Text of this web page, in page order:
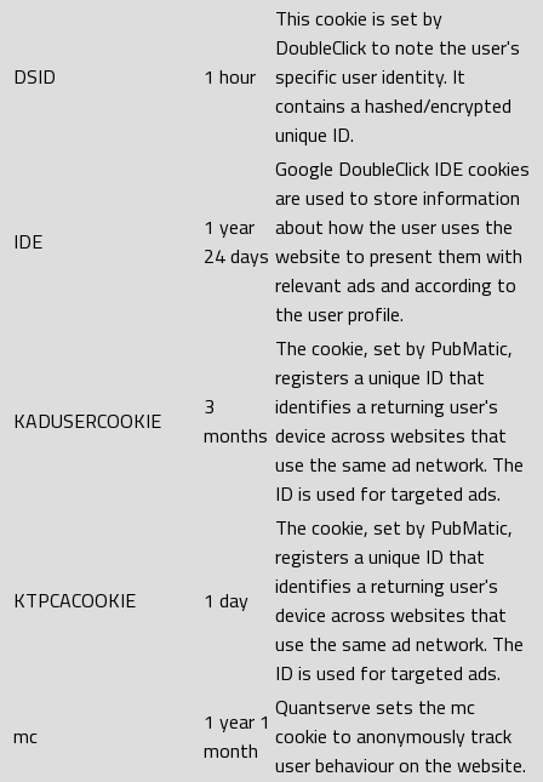
DSID 1 hour
This cookie is set by
DoubleClick to note the user's
specific user identity. It
contains a hashed/encrypted
unique ID.
IDE
1 year
24 days
Google DoubleClick IDE cookies
are used to store information
about how the user uses the
website to present them with
relevant ads and according to
the user profile.
KADUSERCOOKIE
3
months
The cookie, set by PubMatic,
registers a unique ID that
identifies a returning user's
device across websites that
use the same ad network. The
ID is used for targeted ads.
KTPCACOOKIE 1 day
The cookie, set by PubMatic,
registers a unique ID that
identifies a returning user's
device across websites that
use the same ad network. The
ID is used for targeted ads.
mc
1 year 1
month
Quantserve sets the mc
cookie to anonymously track
user behaviour on the website.